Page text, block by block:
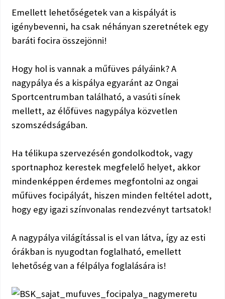
Emellett lehetőségetek van a kispályát is
igénybevenni, ha csak néhányan szeretnétek egy
baráti focira összejönni!
Hogy hol is vannak a műfüves pályáink? A
nagypálya és a kispálya egyaránt az Ongai
Sportcentrumban található, a vasúti sínek
mellett, az élőfüves nagypálya közvetlen
szomszédságában.
Ha télikupa szervezésén gondolkodtok, vagy
sportnaphoz kerestek megfelelő helyet, akkor
mindenképpen érdemes megfontolni az ongai
műfüves focipályát, hiszen minden feltétel adott,
hogy egy igazi színvonalas rendezvényt tartsatok!
A nagypálya világítással is el van látva, így az esti
órákban is nyugodtan foglalható, emellett
lehetőség van a félpálya foglalására is!